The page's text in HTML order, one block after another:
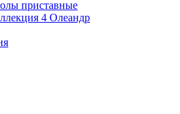
приставные
4 Олеандр